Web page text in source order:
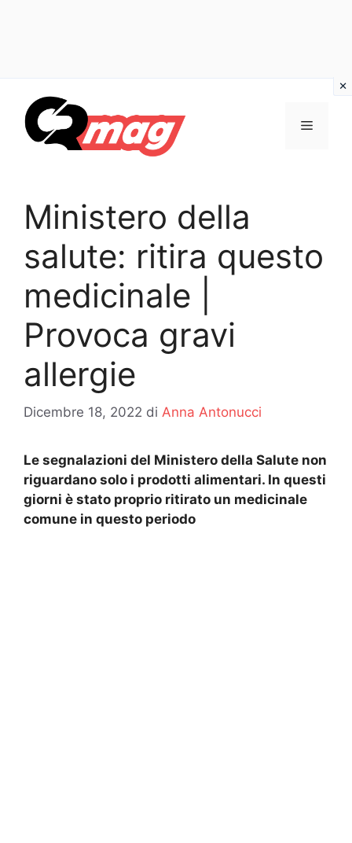
contenuto
Menu
Ministero della
salute: ritira questo
medicinale |
Provoca gravi
allergie
Dicembre 18, 2022 di Anna Antonucci
Le segnalazioni del Ministero della Salute non
riguardano solo i prodotti alimentari. In questi
giorni è stato proprio ritirato un medicinale
comune in questo periodo